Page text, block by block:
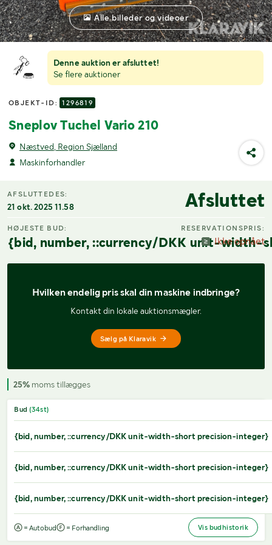
Denne auktion er afsluttet!
Se flere auktioner
OBJEKT-ID: 1296819
Sneplov Tuchel Vario 210
Næstved, Region Sjælland
Maskinforhandler
Alle billeder og videoer
AFSLUTTEDES:
21 okt. 2025 11.58 Afsluttet
HØJESTE BUD:
{bid, number, ::currency/DKK unit-width-
RESERVATIONSPRIS:
Ikke opnået
Hvilken endelig pris skal din maskine indbringe?
Kontakt din lokale auktionsmægler.
Sælg på Klaravik
25% moms tillægges
Bud (34st)
{bid, number, ::currency/DKK unit-width-short precision-integer}
{bid, number, ::currency/DKK unit-width-short precision-integer}
{bid, number, ::currency/DKK unit-width-short precision-integer}
= Autobud = Forhandling Vis budhistorik